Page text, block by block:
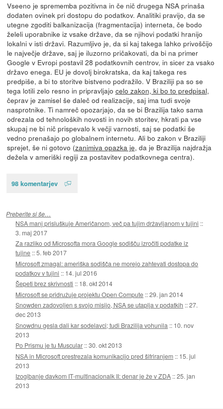
Vseeno je sprememba pozitivna in če nič drugega NSA prinaša
dodaten ovinek pri dostopu do podatkov. Analitiki pravijo, da se
utegne zgoditi balkanizacija (fragmentacija) interneta, če bodo
želeli uporabnike iz vsake države, da se njihovi podatki hranijo
lokalni v isti državi. Razumljivo je, da si kaj takega lahko privoščijo
le največje države, saj je iluzorno pričakovati, da bi na primer
Google v Evropi postavil 28 podatkovnih centrov, in sicer za vsako
državo enega. EU je dovolj birokratska, da kaj takega res
predpiše, a bi to storitve bistveno podražilo. V Braziliji pa so se
tega lotili zelo resno in pripravljajo celo zakon, ki bo to predpisal,
čeprav je zamisel še daleč od realizacije, saj ima tudi svoje
nasprotnike. Ti namreč opozarjajo, da se bi Brazilija tako sama
odrezala od tehnoloških novosti in novih storitev, hkrati pa vse
skupaj ne bi nič prispevalo k večji varnosti, saj se podatki še
vedno prenašajo po globalnem internetu. Ali bo zakon v Braziliji
sprejet, še ni gotovo (zanimiva opazka je, da je Brazilija najdražja
dežela v ameriški regiji za postavitev podatkovnega centra).
98 komentarjev
Preberite si še…
NSA manj prisluškuje Američanom, več pa tujim državljanom v tujini ::
3. maj 2017
Za razliko od Microsofta mora Google sodišču izročiti podatke iz
tujine ::5. feb 2017
Microsoft zmagal: ameriška sodišča ne morejo zahtevati dostopa do
podatkov v tujini :: 14. jul 2016
Šepeti brez skrivnosti :: 18. okt 2014
Microsoft se pridružuje projektu Open Compute ::29. jan 2014
Snowden zadovoljen s svojo misijo, NSA se utaplja v podatkih ::27.
dec 2013
Snowdnu gesla dali kar sodelavci; tudi Brazilija vohunila :: 10. nov
2013
Po Prismu je tu Muscular ::30. okt 2013
NSA in Microsoft prestrezala komunikacijo pred šifriranjem :: 15. jul
2013
Izogibanje davkom IT-multinacionalk II: denar je že v ZDA ::25. jan
2013